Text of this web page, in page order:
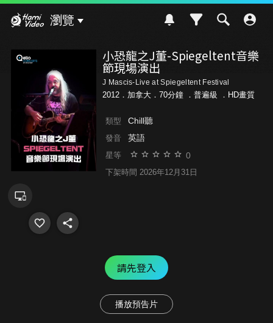
瀏覽
小恐龍之J董-Spiegeltent音樂
節現場演出
J Mascis-Live at Spiegeltent Festival
2012．加拿大．70分鐘 ． 普遍級 ．HD畫質
類型 Chill聽
發音 英語
星等 0
下架時間 2026年12月31日
請先登入
播放預告片